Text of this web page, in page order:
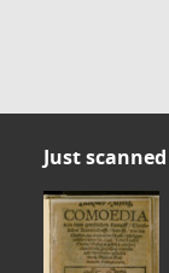
Just scanned